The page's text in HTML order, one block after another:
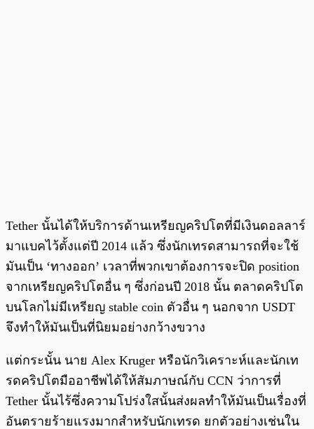
Tether นั้นได้ให้บริการด้านเหรียญคริปโตที่มีเงินดอลลาร์
มาแบคไว้ตั้งแต่ปี 2014 แล้ว ซึ่งนักเทรดสามารถที่จะใช้
มันเป็น ‘ทางออก’ เวลาที่พวกเขาต้องการจะปิด position
จากเหรียญคริปโตอื่น ๆ ซึ่งก่อนปี 2018 นั้น ตลาดคริปโต
บนโลกไม่มีเหรียญ stable coin ตัวอื่น ๆ นอกจาก USDT
จึงทำให้มันเป็นที่นิยมอย่างกว้างขวาง
แต่กระนั้น นาย Alex Kruger หรือนักวิเคราะห์และนักเท
รดคริปโตมืออาชีพได้ให้สัมภาษณ์กับ CCN ว่าการที่
Tether นั้นไร้ซึ่งความโปร่งใสนั้นส่งผลทำให้มันเป็นเรื่องที่
อันตรายร้ายแรงมากสำหรับนักเทรด ยกตัวอย่างเช่นใน